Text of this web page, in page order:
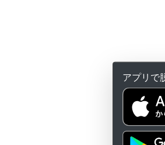
アプリで